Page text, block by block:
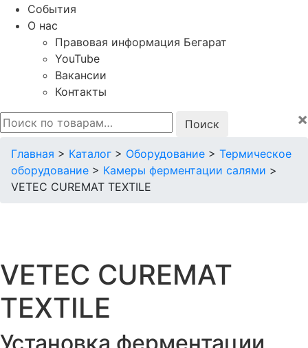
События
О нас
Правовая информация Бегарат
YouTube
Вакансии
Контакты
Искать:
×
Главная > Каталог > Оборудование > Термическое
оборудование > Камеры ферментации салями >
VETEC CUREMAT TEXTILE
VETEC CUREMAT
TEXTILE
Установка ферментации